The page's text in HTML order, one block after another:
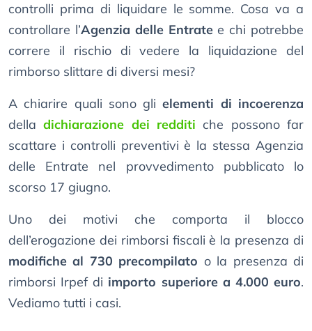
controlli prima di liquidare le somme. Cosa va a
controllare l’Agenzia delle Entratee chi potrebbe
correre il rischio di vedere la liquidazione del
rimborso slittare di diversi mesi?
A chiarire quali sono glielementi di incoerenza
delladichiarazione dei redditi che possono far
scattare i controlli preventivi è la stessa Agenzia
delle Entrate nel provvedimento pubblicato lo
scorso 17 giugno.
Uno dei motivi che comporta il blocco
dell’erogazione dei rimborsi fiscali è la presenza di
modifiche al 730 precompilato o la presenza di
rimborsi Irpef di importo superiore a 4.000 euro.
Vediamo tutti i casi.